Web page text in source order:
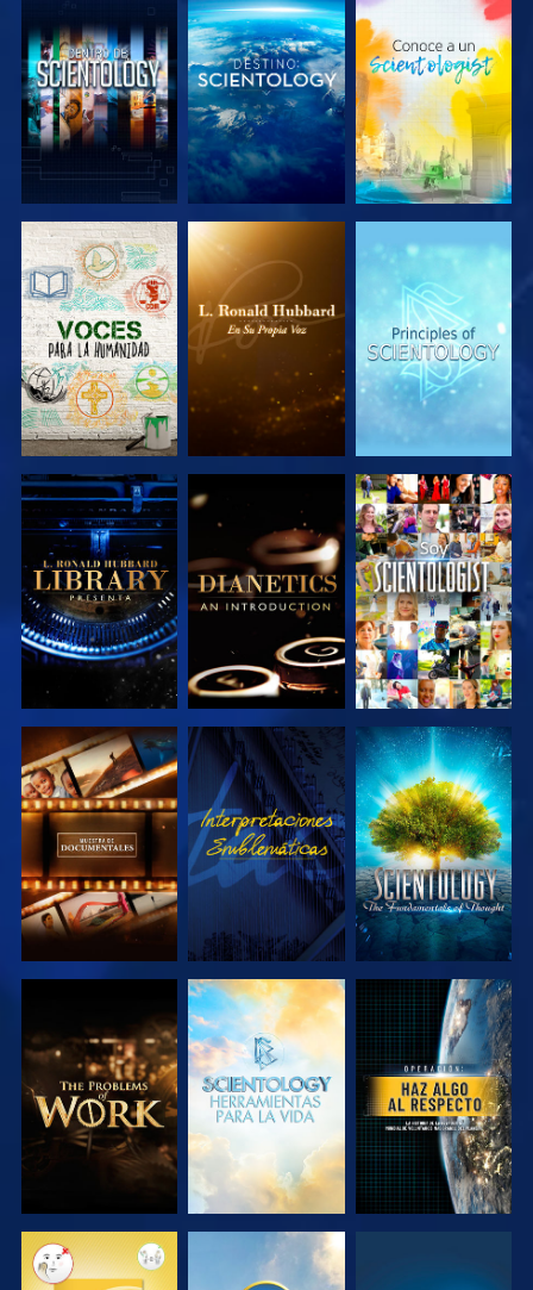
EXPLORA LAS
SERIES
EXPLORA LAS
SERIES
EXPLORA LAS
SERIES
EXPLORA LAS
SERIES
EXPLORA LAS
SERIES
VE
EXPLORA LAS
SERIES
VE
EXPLORA LAS
SERIES
EXPLORA LAS
SERIES
EXPLORA LAS
SERIES
VE